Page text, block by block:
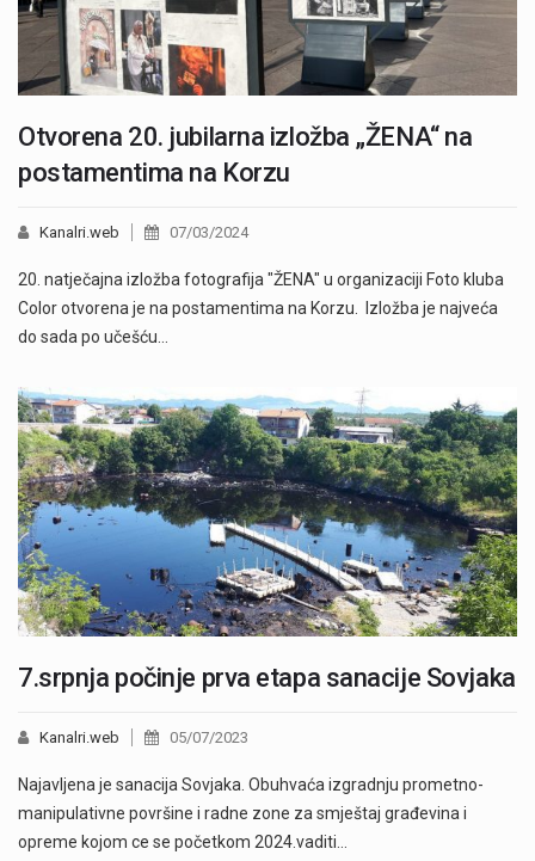
Otvorena 20. jubilarna izložba „ŽENA“ na
postamentima na Korzu
Kanalri.web 07/03/2024
20. natječajna izložba fotografija "ŽENA" u organizaciji Foto kluba
Color otvorena je na postamentima na Korzu. Izložba je najveća
do sada po učešću…
7.srpnja počinje prva etapa sanacije Sovjaka
Kanalri.web 05/07/2023
Najavljena je sanacija Sovjaka. Obuhvaća izgradnju prometno-
manipulativne površine i radne zone za smještaj građevina i
opreme kojom ce se početkom 2024.vaditi…